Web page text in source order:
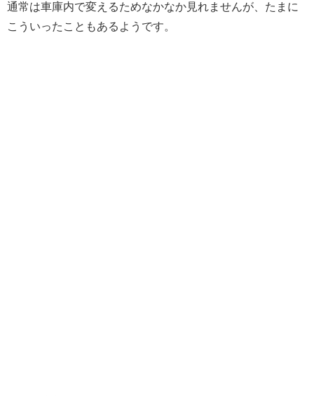
通常は車庫内で変えるためなかなか見れませんが、たまに
こういったこともあるようです。